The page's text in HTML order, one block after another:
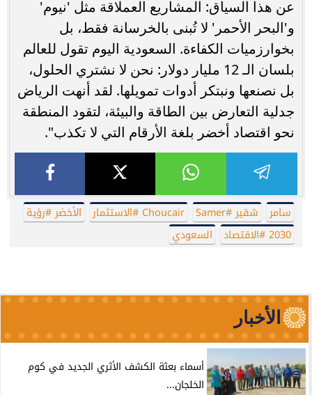
عن هذا السياق: المشاريع العملاقة مثل 'نيوم'
و'البحر الأحمر' لا تُبنى بالخرسانة فقط، بل
بخوارزميات الكفاءة. السعودية اليوم تقول للعالم
بلسان الـ 12 مليار دولار: نحن لا نشتري الحلول،
بل نصنعها ونبتكر أدوات تمويلها. لقد أنهت الرياض
جدلية التعارض بين الطاقة والبيئة، لتقود المنطقة
نحو اقتصاد أخضر بلغة الأرقام التي لا تكذب".
سامر شقير #Samer Choucair #الاستثمار
الأخضر #رؤية
2030 #الاقتصاد
السعودي
الأخبار
أسماء بعثة الكشف الأثري الجديد في كوم
الخلجان...